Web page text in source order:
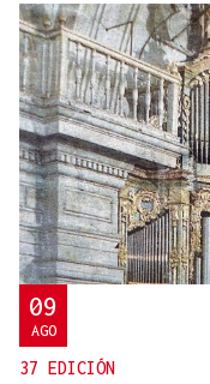
ALIANZA
La D.O. Monterrei
enoturística junto
09
AGO
37 EDICIÓN